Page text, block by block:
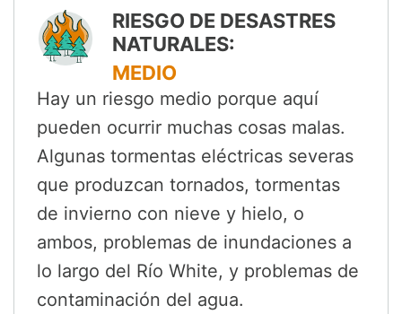
RIESGO DE DESASTRES
NATURALES:
MEDIO
Hay un riesgo medio porque aquí
pueden ocurrir muchas cosas malas.
Algunas tormentas eléctricas severas
que produzcan tornados, tormentas
de invierno con nieve y hielo, o
ambos, problemas de inundaciones a
lo largo del Río White, y problemas de
contaminación del agua.